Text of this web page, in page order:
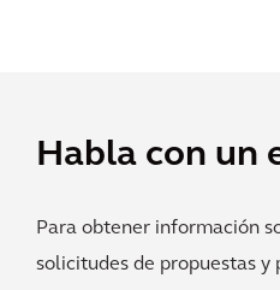
Habla con un
Para obtener información
solicitudes de propuestas y